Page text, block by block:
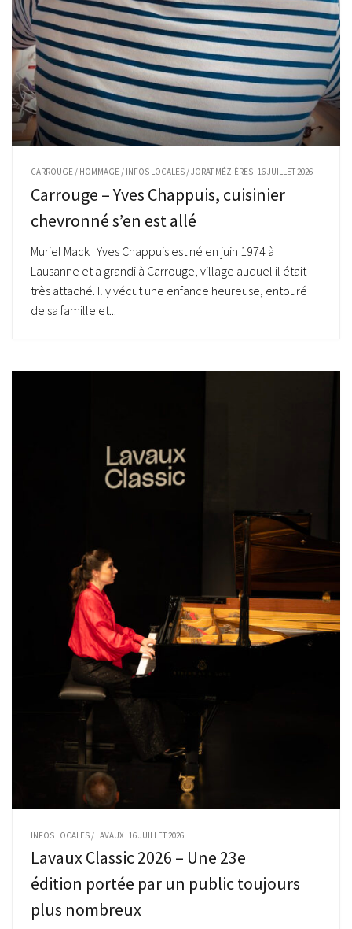
CARROUGE / HOMMAGE / INFOS LOCALES /JORAT-MÉZIÈRES 16 JUILLET 2026
Carrouge – Yves Chappuis, cuisinier
chevronné s’en est allé
Muriel Mack | Yves Chappuis est né en juin 1974 à
Lausanne et a grandi à Carrouge, village auquel il était
très attaché. Il y vécut une enfance heureuse, entouré
de sa famille et...
INFOS LOCALES / LAVAUX 16 JUILLET 2026
Lavaux Classic 2026 – Une 23e
édition portée par un public toujours
plus nombreux